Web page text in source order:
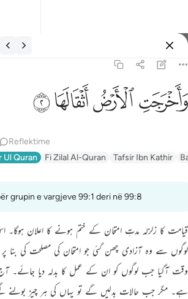
ﱺﱻﱼﱽ
Reflektime
Ul Quran Fi Zilal Al-Quran Tafsir Ibn Kathir
grupin e vargjeve 99:1 deri në 99:8
قیامت کا زلزلہ مدتِ امتحان کے ختم ہونے کا اعلان
لوگوں سے وہ آزادی چھن گئی جو امتحان کی مصلحت کی بنا
وقت آگیا جب لوگوں کو ان کے عمل کا بدلہ دیا جائے۔ آج
ہے۔ مگر جب حالات بدلیں گے تو یہاں کی ہر چیز بولنے